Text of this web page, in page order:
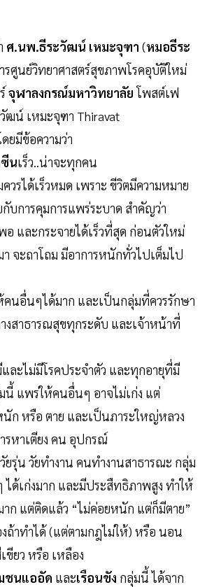
ศ.นพ.ธีระวัฒน์ เหมะจุฑา (หมอธีระ
รศูนย์วิทยาศาสตร์สุขภาพโรคอุบัติใหม่
จุฬาลงกรณ์มหาวิทยาลัยโพสต์เฟ
ฒน์ เหมะจุฑา Thiravat
ยมีข้อความว่า
นเร็ว..น่าจะทุกคน
รได้เร็วหมด เพราะ ขีวิตมีความหมาย
บการคุมการแพร่ระบาด สำคัญว่า
อ และกระจายได้เร็วที่สุด ก่อนตัวใหม่
จะถาโถม มีอาการหนักทั่วไปเต็มไป
นอื่นๆได้มาก และเป็นกลุ่มที่ควรรักษา
งสาธารณสุขทุกระดับ และเจ้าหน้าที่
ละไม่มีโรคประจำตัว และทุกอายุที่มี
นี้ แพร่ให้คนอื่นๆ อาจไม่เก่ง แต่
ก หรือ ตาย และเป็นภาระใหญ่หลวง
รหาเตียง คน อุปกรณ์
รุ่น วัยทำงาน คนทำงานสาธารณะ กลุ่ม
ด้เก่งมาก และมีประสืทธิภาพสูง ทำให้
าก แต่ติดแล้ว “ไม่ค่อยหนัก แต่ก็มีตาย”
ถ้าทำได้ (แต่ตามกฎไม่ให้) หรือ นอน
ขียว หรือ เหลือง
ชนแออัด และเรือนขัง กลุ่มนี้ ได้จาก